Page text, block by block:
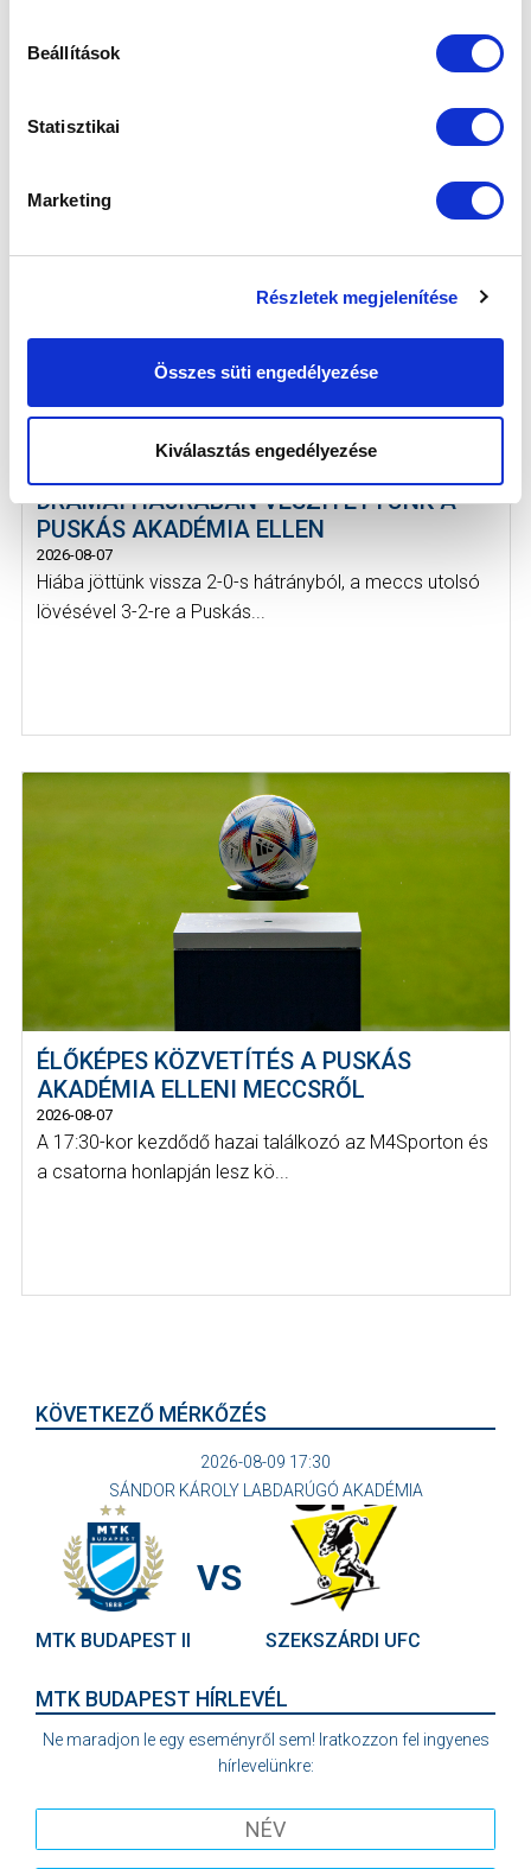
Beállítások
Statisztikai
Marketing
Részletek megjelenítése
Összes süti engedélyezése
Kiválasztás engedélyezése
mérkőzésen.
DRÁMAI HAJRÁBAN VESZÍTETTÜNK A
PUSKÁS AKADÉMIA ELLEN
2026-08-07
Hiába jöttünk vissza 2-0-s hátrányból, a meccs utolsó
lövésével 3-2-re a Puskás...
ÉLŐKÉPES KÖZVETÍTÉS A PUSKÁS
AKADÉMIA ELLENI MECCSRŐL
2026-08-07
A 17:30-kor kezdődő hazai találkozó az M4Sporton és
a csatorna honlapján lesz kö...
KÖVETKEZŐ MÉRKŐZÉS
2026-08-09 17:30
SÁNDOR KÁROLY LABDARÚGÓ AKADÉMIA
MTK BUDAPEST II
VS
SZEKSZÁRDI UFC
MTK BUDAPEST HÍRLEVÉL
Ne maradjon le egy eseményről sem! Iratkozzon fel ingyenes
hírlevelünkre: